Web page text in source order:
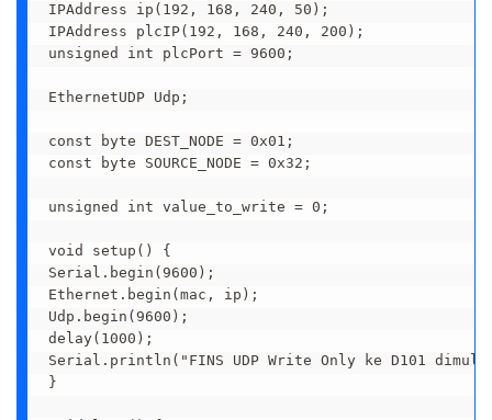
IPAddress ip(192, 168, 240, 50);
IPAddress plcIP(192, 168, 240, 200);
unsigned int plcPort = 9600;
EthernetUDP Udp;
const byte DEST_NODE = 0x01;
const byte SOURCE_NODE = 0x32;
unsigned int value_to_write = 0;
void setup() {
Serial.begin(9600);
Ethernet.begin(mac, ip);
Udp.begin(9600);
delay(1000);
Serial.println("FINS UDP Write Only ke D101
}